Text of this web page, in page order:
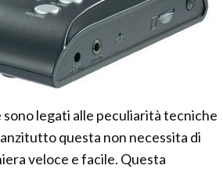
legati alle peculiarità tecniche
questa non necessita di
veloce e facile. Questa